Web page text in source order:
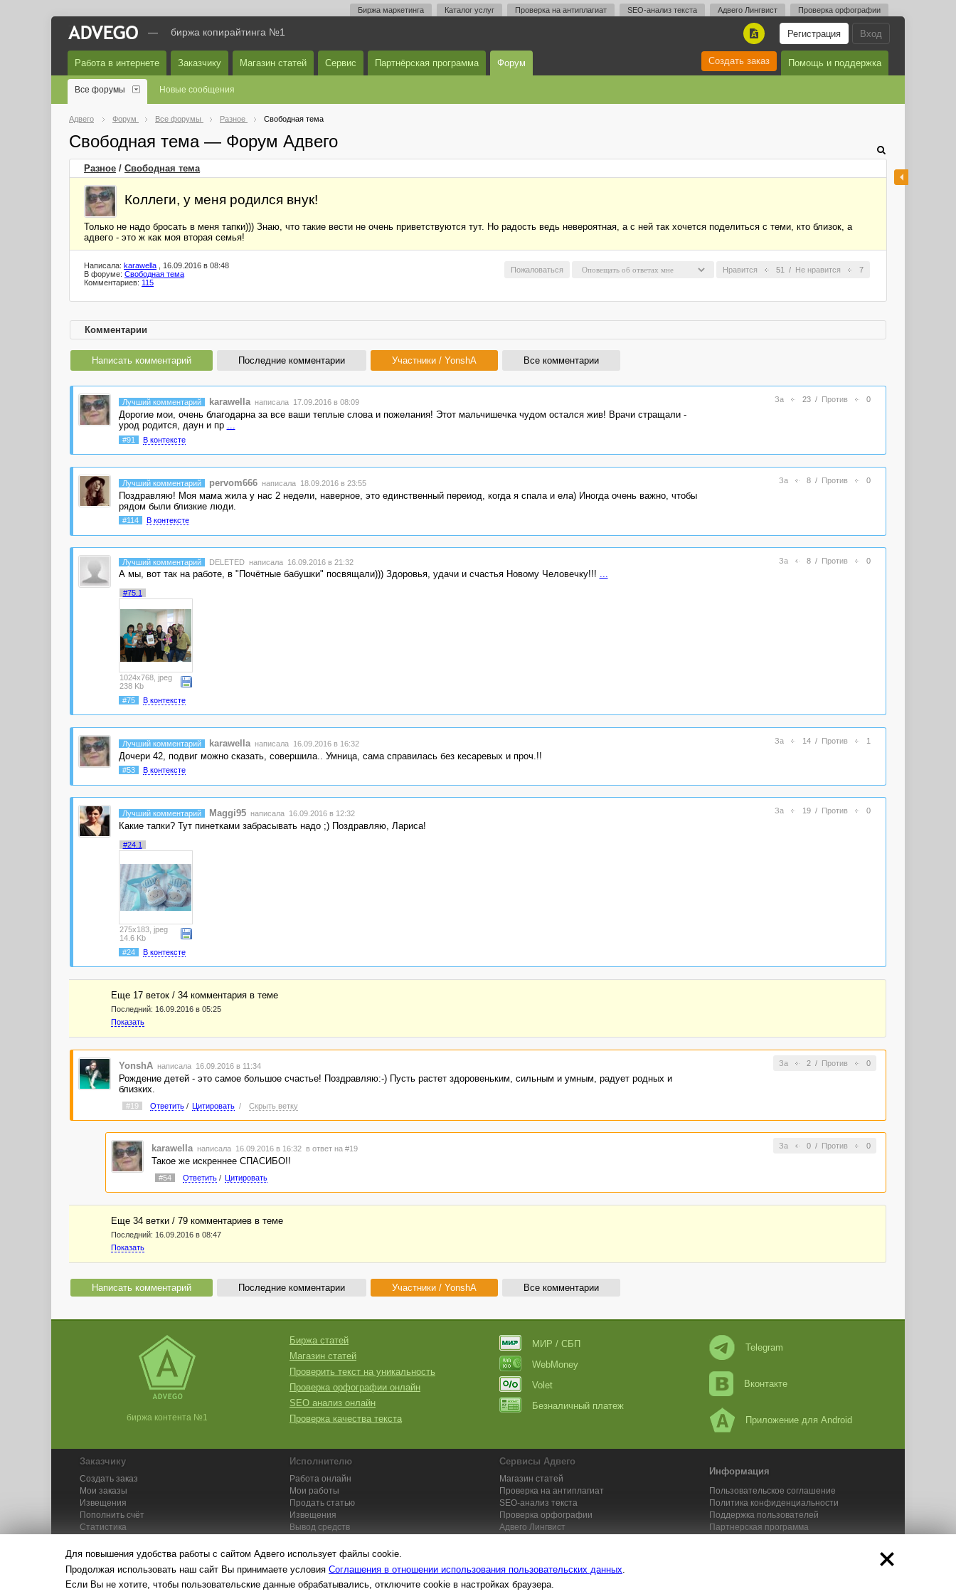
Биржа маркетинга Каталог услуг Проверка на антиплагиат SEO-анализ текста Адвего Лингвист Проверка орфографии
Вход
Регистрация
A
— биржа копирайтинга №1
Работа в интернете Заказчику Магазин статей Сервис Партнёрская программа Форум Помощь и поддержка
Создать заказ
Все форумы Новые сообщения
Адвего Форум Все форумы Разное Свободная тема
Свободная тема — Форум Адвего
Разное / Свободная тема
Коллеги, у меня родился внук!
Только не надо бросать в меня тапки))) Знаю, что такие вести не очень приветствуются тут. Но радость ведь невероятная, а с ней так хочется поделиться с теми, кто близок, а
адвего - это ж как моя вторая семья!
Нравится 51 / Не нравится 7
Пожаловаться
Написала: karawella , 16.09.2016 в 08:48
В форуме: Свободная тема
Комментариев: 115
Комментарии
Написать комментарий Последние комментарии Участники / YonshA Все комментарии
За 23/ Против 0
Лучший комментарий karawella написала 17.09.2016 в 08:09
Дорогие мои, очень благодарна за все ваши теплые слова и пожелания! Этот мальчишечка чудом остался жив! Врачи стращали -
урод родится, даун и пр ...
#91 В контексте
За 8/ Против 0
Лучший комментарий pervom666 написала 18.09.2016 в 23:55
Поздравляю! Моя мама жила у нас 2 недели, наверное, это единственный переиод, когда я спала и ела) Иногда очень важно, чтобы
рядом были близкие люди.
#114 В контексте
За 8/ Против 0
Лучший комментарий DELETED написала 16.09.2016 в 21:32
А мы, вот так на работе, в "Почётные бабушки" посвящали))) Здоровья, удачи и счастья Новому Человечку!!! ...
#75.1
1024x768, jpeg
238 Kb
#75
В контексте
За 14/ Против 1
Лучший комментарий karawella написала 16.09.2016 в 16:32
Дочери 42, подвиг можно сказать, совершила.. Умница, сама справилась без кесаревых и проч.!!
#53 В контексте
За 19/ Против 0
Лучший комментарий Maggi95 написала 16.09.2016 в 12:32
Какие тапки? Тут пинетками забрасывать надо ;) Поздравляю, Лариса!
#24.1
275x183, jpeg
14.6 Kb
#24
В контексте
Еще 17 веток / 34 комментария в темe
Последний: 16.09.2016 в 05:25
Показать
За 2/ Против 0
YonshA написала 16.09.2016 в 11:34
Рождение детей - это самое большое счастье! Поздравляю:-) Пусть растет здоровеньким, сильным и умным, радует родных и
близких.
#19 Ответить/ Цитировать / Скрыть ветку
За 0/ Против 0
karawella написала 16.09.2016 в 16:32 в ответ на #19
Такое же искреннее СПАСИБО!!
#54 Ответить/ Цитировать
Еще 34 ветки / 79 комментариев в темe
Последний: 16.09.2016 в 08:47
Показать
Написать комментарий Последние комментарии Участники / YonshA Все комментарии
биржа контента №1
Биржа статей
Магазин статей
Проверить текст на уникальность
Проверка орфографии онлайн
SEO анализ онлайн
Проверка качества текста
МИР / СБП
WebMoney
Volet
Безналичный платеж
Telegram
Вконтакте
Приложение для Android
Заказчику
Создать заказ
Мои заказы
Извещения
Пополнить счёт
Статистика
Исполнителю
Работа онлайн
Мои работы
Продать статью
Извещения
Вывод средств
Сервисы Адвего
Магазин статей
Проверка на антиплагиат
SEO-анализ текста
Проверка орфографии
Адвего Лингвист
Информация
Пользовательское соглашение
Политика конфиденциальности
Поддержка пользователей
Партнерская программа
© Адвего — биржа контента №1. Копирайтинг, рерайтинг, переводы,работа на дому
Для повышения удобства работы с сайтом Адвего использует файлы cookie.
Продолжая использовать наш сайт Вы принимаете условия Соглашения в отношении использования пользовательских данных
Если Вы не хотите, чтобы пользовательские данные обрабатывались, отключите cookie в настройках браузера.